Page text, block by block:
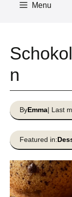
Menu
n
ByEmma| Last
Featured in: